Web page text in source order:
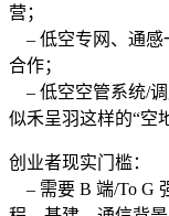
营；
– 低空专网、通感
合作；
– 低空空管系统/
似禾呈羽这样的“空
创业者现实门槛：
– 需要 B 端/To G